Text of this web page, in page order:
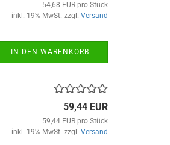
54,68 EUR pro Stück
inkl. 19% MwSt. zzgl. Versand
IN DEN WARENKORB
59,44 EUR
59,44 EUR pro Stück
inkl. 19% MwSt. zzgl. Versand